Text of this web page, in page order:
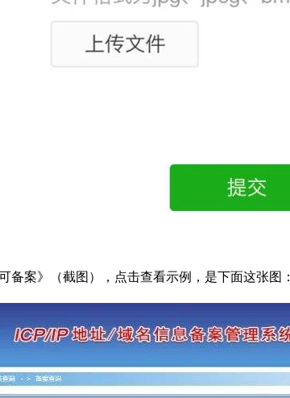
备案》（截图），点击查看示例，是下面这张图：